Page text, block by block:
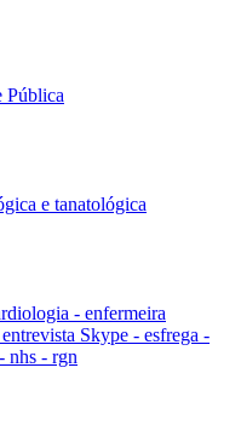
Pública
e tanatológica
- enfermeira
Skype - esfrega -
nhs - rgn